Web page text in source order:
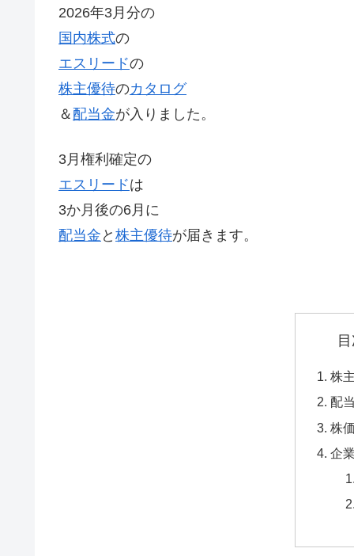
2026年3月分の
国内株式の
エスリードの
株主優待のカタログ
＆配当金が入りました。
3月権利確定の
エスリードは
3か月後の6月に
配当金 と 株主優待が届きます。
株
配
株
企